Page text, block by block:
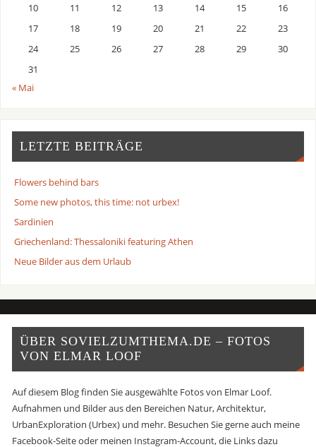
10
11 12 13 14 15
16
17
18 19 20 21 22
23
24
25 26 27 28 29
30
31
« Mai
LETZTE BEITRÄGE
Flowers behind bars
Some new photos, this time: not urbex!
Sardinien
Griechenland: Thessaloniki featuring Athen
Neue Bilder aus dem Urlaub
ÜBER SOVIELZUMTHEMA.DE – FOTOS
VON ELMAR LOOF
Auf diesem Blog finden Sie ausgewählte Fotos von Elmar Loof.
Aufnahmen und Bilder aus den Bereichen Natur, Architektur,
UrbanExploration (Urbex) und mehr. Besuchen Sie gerne auch meine
Facebook-Seite oder meinen Instagram-Account, die Links dazu